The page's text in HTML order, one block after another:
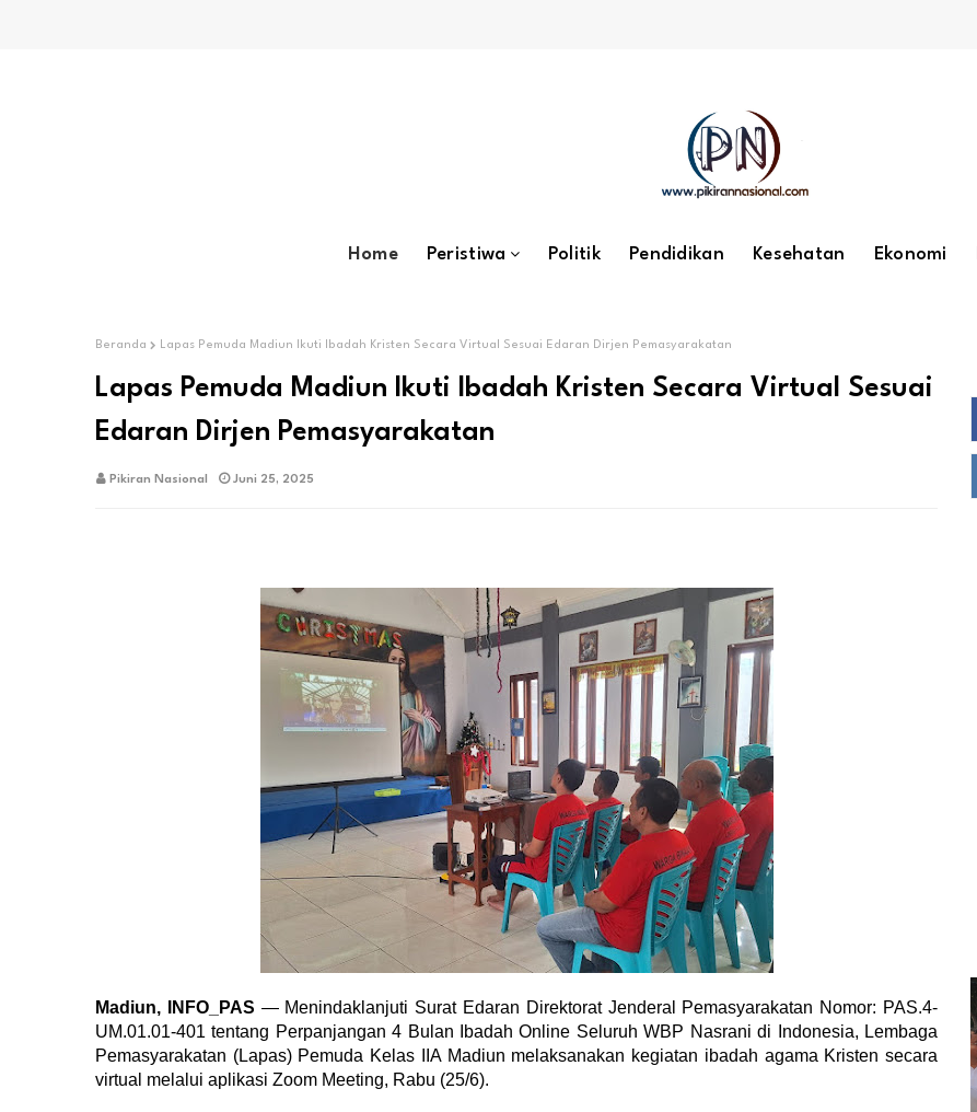
Home Peristiwa Politik Pendidikan Kesehatan Ekonomi
Beranda Lapas Pemuda Madiun Ikuti Ibadah Kristen Secara Virtual Sesuai Edaran Dirjen Pemasyarakatan
Lapas Pemuda Madiun Ikuti Ibadah Kristen Secara Virtual Sesuai
Edaran Dirjen Pemasyarakatan
Pikiran Nasional Juni 25, 2025
Madiun, INFO_PAS — Menindaklanjuti Surat Edaran Direktorat Jenderal Pemasyarakatan Nomor: PAS.4-
UM.01.01-401 tentang Perpanjangan 4 Bulan Ibadah Online Seluruh WBP Nasrani di Indonesia, Lembaga
Pemasyarakatan (Lapas) Pemuda Kelas IIA Madiun melaksanakan kegiatan ibadah agama Kristen secara
virtual melalui aplikasi Zoom Meeting, Rabu (25/6).